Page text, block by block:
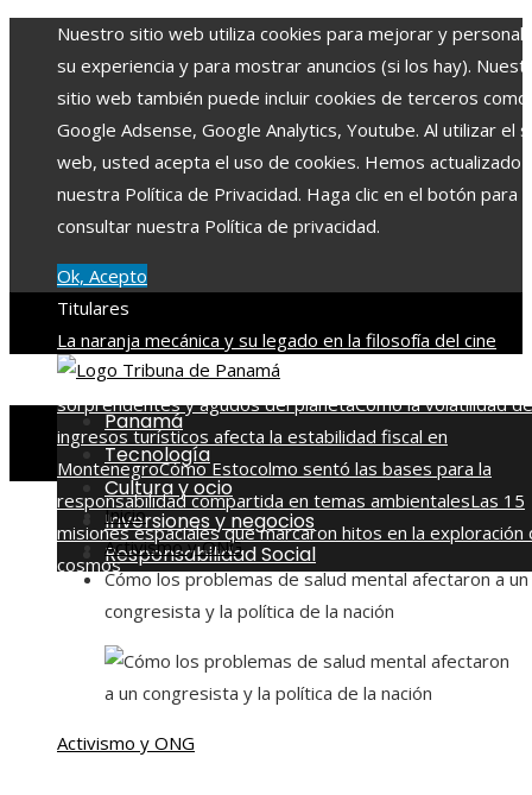
Nuestro sitio web utiliza cookies para mejorar y
su experiencia y para mostrar anuncios (si los hay).
sitio web también puede incluir cookies de terceros como
Google Adsense, Google Analytics, Youtube. Al utilizar el
web, usted acepta el uso de cookies. Hemos actualizado
nuestra Política de Privacidad. Haga clic en el botón para
consultar nuestra Política de privacidad.
Ok, Acepto
Titulares
La naranja mecánica y su legado en la filosofía del cine
distópicoDescubre los 10 animales con sentidos más
sorprendentes y agudos del planetaCómo la volatilidad de
ingresos turísticos afecta la estabilidad fiscal en
MontenegroCómo Estocolmo sentó las bases para la
responsabilidad compartida en temas ambientalesLas 15
misiones espaciales que marcaron hitos en la exploración
cosmos
sábado, agosto 8
Panamá
Tecnología
Cultura y ocio
Inversiones y negocios
Responsabilidad Social
Inicio
Activismo y ONG
Cómo los problemas de salud mental afectaron a un
congresista y la política de la nación
Activismo y ONG